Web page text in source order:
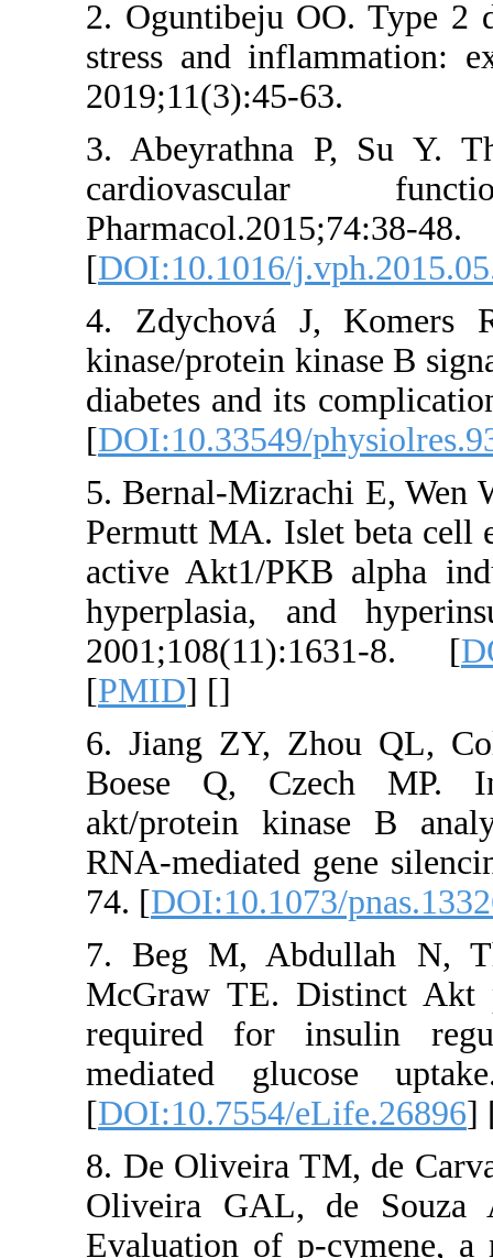
2. Oguntibeju
stress and
3.
[DOI:10.1016/
4. Zdychová
kinase/protein
diabetes and
[
5. Bernal-
Permutt MA.
active Akt1/
6. Jiang ZY,
Boese Q,
akt/protein
RNA-
74. [
7. Beg M,
McGraw TE.
required for
mediated
[DOI:10.7554/
8. De Oliveira
Oliveira
Evaluation of